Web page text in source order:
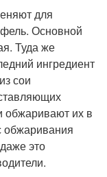
для
Основной
Туда же
ингредиент
сои
обжаривают их в
это